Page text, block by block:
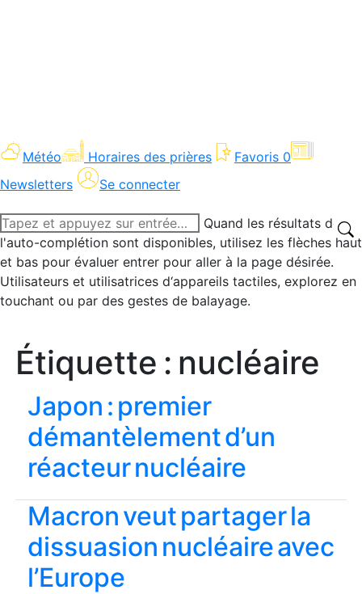
Météo Horaires des prières Favoris 0
Newsletters
Se connecter
Recherche
:
Quand les résultats de
l'auto-complétion sont disponibles, utilisez les flèches haut
et bas pour évaluer entrer pour aller à la page désirée.
Utilisateurs et utilisatrices d‘appareils tactiles, explorez en
touchant ou par des gestes de balayage.
Étiquette : nucléaire
Japon : premier
démantèlement d’un
réacteur nucléaire
Macron veut partager la
dissuasion nucléaire avec
l’Europe